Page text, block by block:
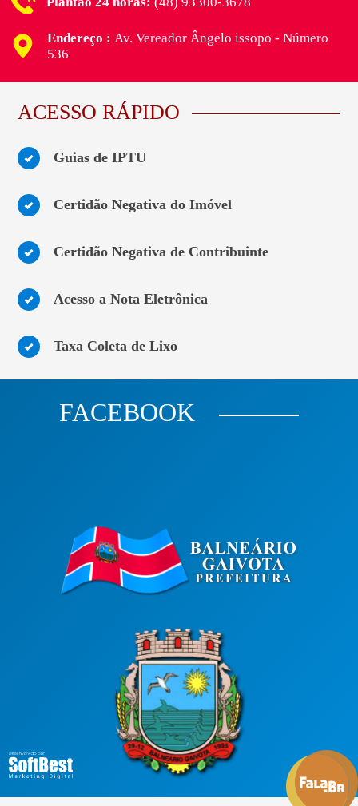
Endereço : Av. Vereador Ângelo issopo - Número
536
ACESSO RÁPIDO
Guias de IPTU
Certidão Negativa do Imóvel
Certidão Negativa de Contribuinte
Acesso a Nota Eletrônica
Taxa Coleta de Lixo
FACEBOOK